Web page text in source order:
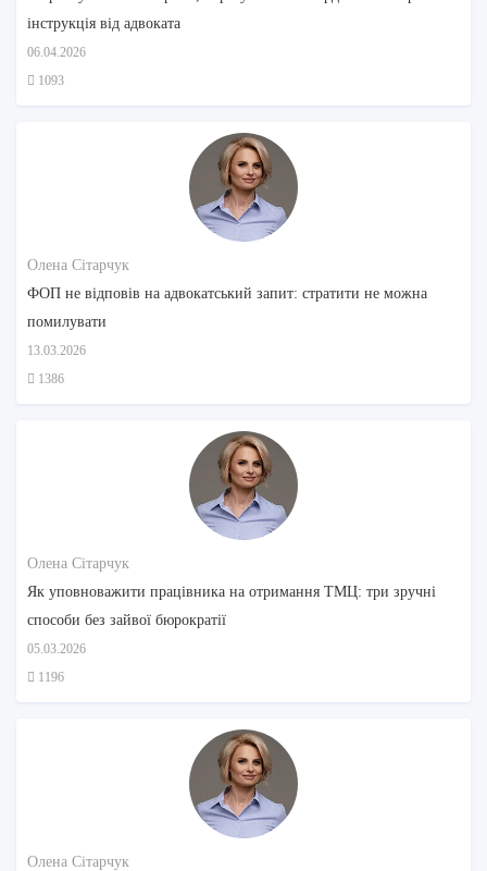
інструкція від адвоката
06.04.2026
1093
Олена Сітарчук
ФОП не відповів на адвокатський запит: стратити не можна
помилувати
13.03.2026
1386
Олена Сітарчук
Як уповноважити працівника на отримання ТМЦ: три зручні
способи без зайвої бюрократії
05.03.2026
1196
Олена Сітарчук